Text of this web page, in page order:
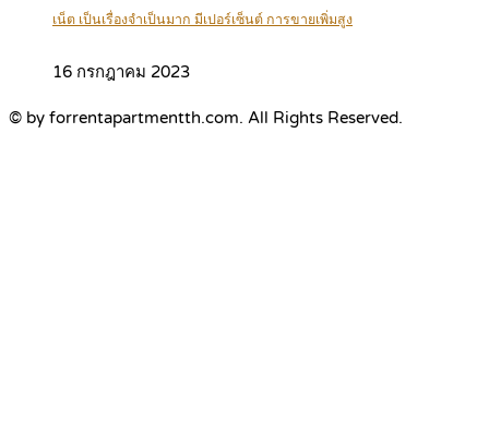
เน็ต เป็นเรื่องจำเป็นมาก มีเปอร์เซ็นต์ การขายเพิ่มสูง
16 กรกฎาคม 2023
© by forrentapartmentth.com. All Rights Reserved.